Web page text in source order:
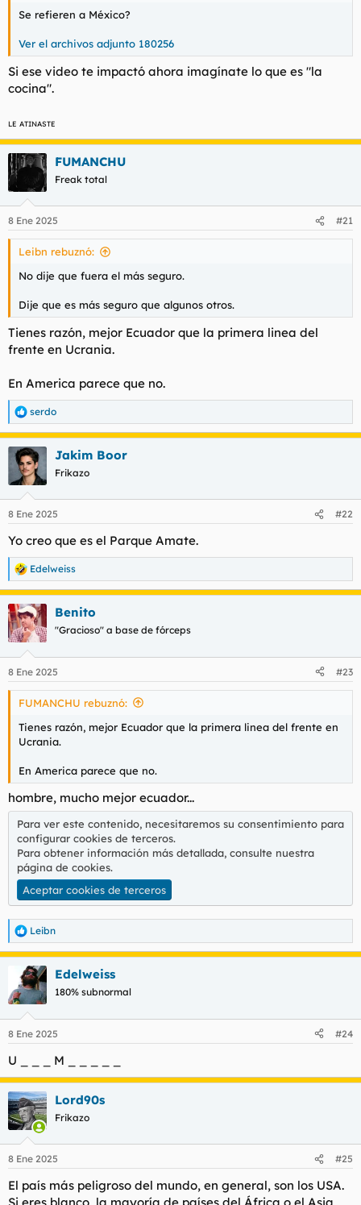
Se refieren a México?
Ver el archivos adjunto 180256
Si ese video te impactó ahora imagínate lo que es "la
cocina".
LE ATINASTE
FUMANCHU
Freak total
8 Ene 2025 #21
Leibn rebuznó:
No dije que fuera el más seguro.
Dije que es más seguro que algunos otros.
Tienes razón, mejor Ecuador que la primera linea del
frente en Ucrania.
En America parece que no.
R
e
a
c
c
i
e
:
serdo
Jakim Boor
Frikazo
8 Ene 2025 #22
Yo creo que es el Parque Amate.
R
e
a
c
c
i
e
s
Edelweiss
Benito
"Gracioso" a base de fórceps
8 Ene 2025 #23
FUMANCHU rebuznó:
Tienes razón, mejor Ecuador que la primera linea del frente en
Ucrania.
En America parece que no.
hombre, mucho mejor ecuador...
Para ver este contenido, necesitaremos su consentimiento para
configurar cookies de terceros.
Para obtener información más detallada, consulte nuestra
página de cookies.
Aceptar cookies de terceros
R
e
a
c
i
e
:
Leibn
Edelweiss
180% subnormal
8 Ene 2025 #24
U _ _ _ M _ _ _ _ _
Lord90s
Frikazo
8 Ene 2025 #25
El país más peligroso del mundo, en general, son los USA.